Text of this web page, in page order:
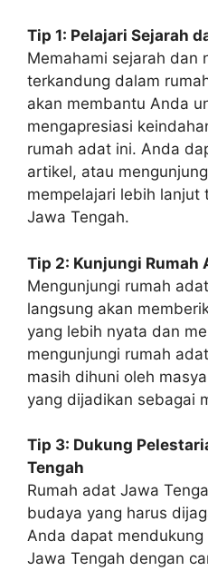
Tip 1: Pelajari Sejarah
Memahami sejarah dan
terkandung dalam
akan membantu Anda
mengapresiasi
rumah adat ini. Anda
artikel, atau
mempelajari lebih lanjut
Jawa Tengah.
Tip 2: Kunjungi Rumah
Mengunjungi rumah
langsung akan
yang lebih nyata dan
mengunjungi rumah
masih dihuni oleh
yang dijadikan sebagai
Tip 3: Dukung
Tengah
Rumah adat Jawa
budaya yang harus
Anda dapat
Jawa Tengah dengan